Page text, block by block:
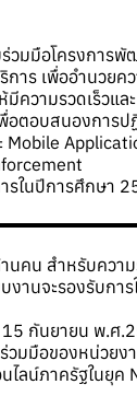
วมมือโครงการพั
าร เพื่ออำนวยค
ความรวดเร็วและ
อตอบสนองการป
Mobile
รในปีการศึกษา
นคน สำหรับควา
งานจะรองรับการ
กันยายน พ.ศ
วมมือของหน่วยง
ลน์ภาครัฐในยุค